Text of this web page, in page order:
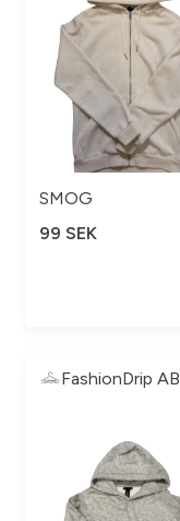
SMOG
99 SEK
FashionDrip AB